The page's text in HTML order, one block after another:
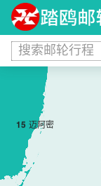
搜索邮轮行程
15 迈阿密